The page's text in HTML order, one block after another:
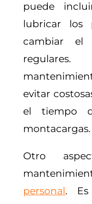
puede
lubricar los
cambiar el
evitar
el tiempo
montacargas.
Otro
personal.